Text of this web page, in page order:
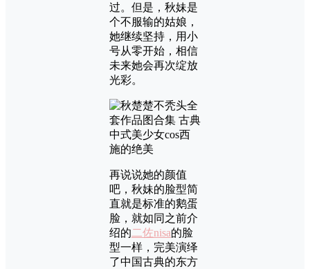
过。但是，秋妹是
个不服输的姑娘，
她继续坚持，用小
号从零开始，相信
未来她会再次绽放
光彩。
再说说她的颜值
吧，秋妹的脸型简
直就是标准的鹅蛋
脸，就如同之前介
绍的二佐nisa的脸
型一样，完美演绎
了中国古典的东方